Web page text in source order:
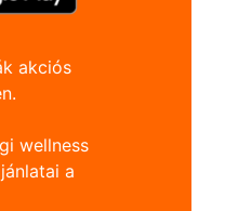
akciós
wellness
a